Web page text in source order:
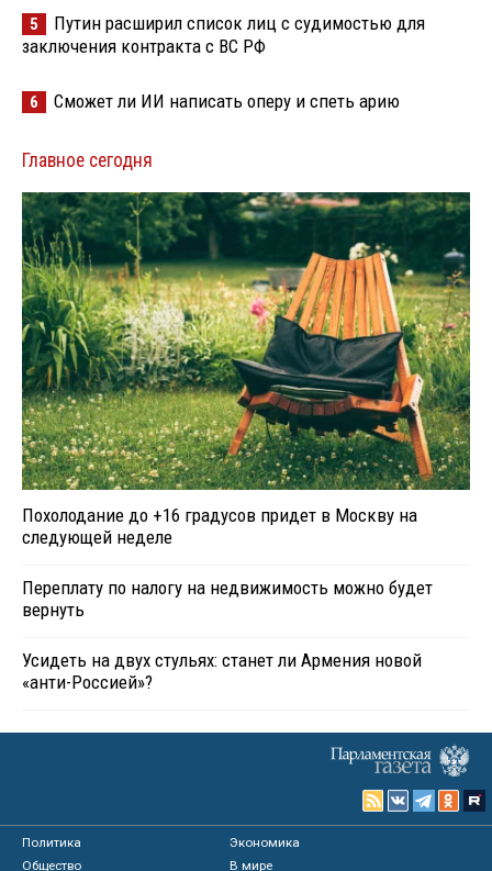
5
Путин расширил список лиц с судимостью для
заключения контракта с ВС РФ
6 Сможет ли ИИ написать оперу и спеть арию
Главное сегодня
Похолодание до +16 градусов придет в Москву на
следующей неделе
Переплату по налогу на недвижимость можно будет
вернуть
Усидеть на двух стульях: станет ли Армения новой
«анти-Россией»?
Политика
Экономика
Общество
В мире